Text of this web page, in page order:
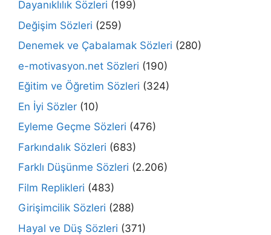
Dayanıklılık Sözleri (199)
Değişim Sözleri (259)
Denemek ve Çabalamak Sözleri (280)
e-motivasyon.net Sözleri (190)
Eğitim ve Öğretim Sözleri (324)
En İyi Sözler (10)
Eyleme Geçme Sözleri (476)
Farkındalık Sözleri (683)
Farklı Düşünme Sözleri (2.206)
Film Replikleri (483)
Girişimcilik Sözleri (288)
Hayal ve Düş Sözleri (371)